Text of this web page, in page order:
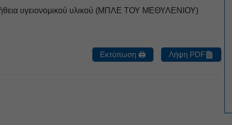
υγειονομικού υλικού (ΜΠΛΕ ΤΟΥ ΜΕΘΥΛΕΝΙΟΥ)
Εκτύπωση 🖨 Λήψη PDF